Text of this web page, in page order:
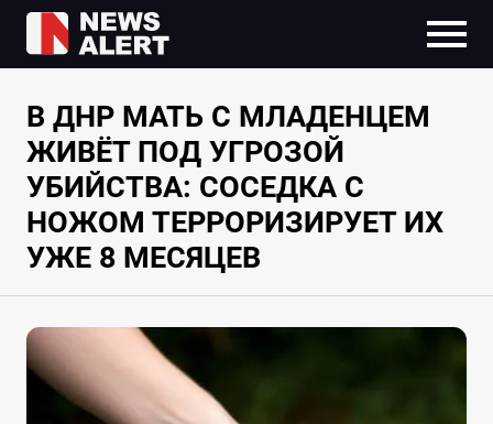
В ДНР МАТЬ С МЛАДЕНЦЕМ
ЖИВЁТ ПОД УГРОЗОЙ
УБИЙСТВА: СОСЕДКА С
НОЖОМ ТЕРРОРИЗИРУЕТ ИХ
УЖЕ 8 МЕСЯЦЕВ